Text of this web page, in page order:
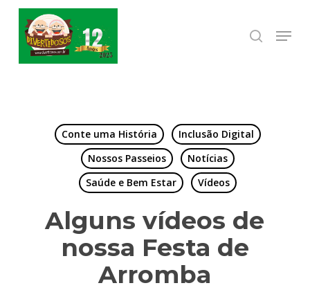
content
search
Menu
Conte uma História
Inclusão Digital
Nossos Passeios
Notícias
Saúde e Bem Estar
Vídeos
Alguns vídeos de
nossa Festa de
Arromba
Close